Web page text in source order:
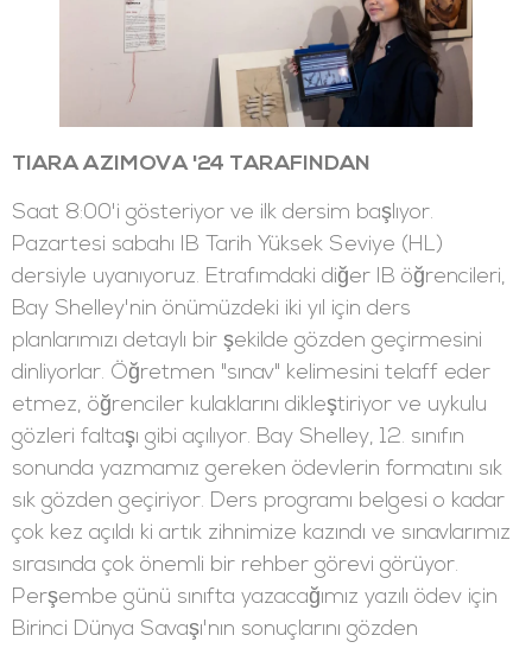
TIARA AZIMOVA '24 TARAFINDAN
Saat 8:00'i gösteriyor ve ilk dersim başlıyor.
Pazartesi sabahı IB Tarih Yüksek Seviye (HL)
dersiyle uyanıyoruz. Etrafımdaki diğer IB öğrencileri,
Bay Shelley'nin önümüzdeki iki yıl için ders
planlarımızı detaylı bir şekilde gözden geçirmesini
dinliyorlar. Öğretmen "sınav" kelimesini telaff eder
etmez, öğrenciler kulaklarını dikleştiriyor ve uykulu
gözleri faltaşı gibi açılıyor. Bay Shelley, 12. sınıfın
sonunda yazmamız gereken ödevlerin formatını sık
sık gözden geçiriyor. Ders programı belgesi o kadar
çok kez açıldı ki artık zihnimize kazındı ve sınavlarımız
sırasında çok önemli bir rehber görevi görüyor.
Perşembe günü sınıfta yazacağımız yazılı ödev için
Birinci Dünya Savaşı'nın sonuçlarını gözden